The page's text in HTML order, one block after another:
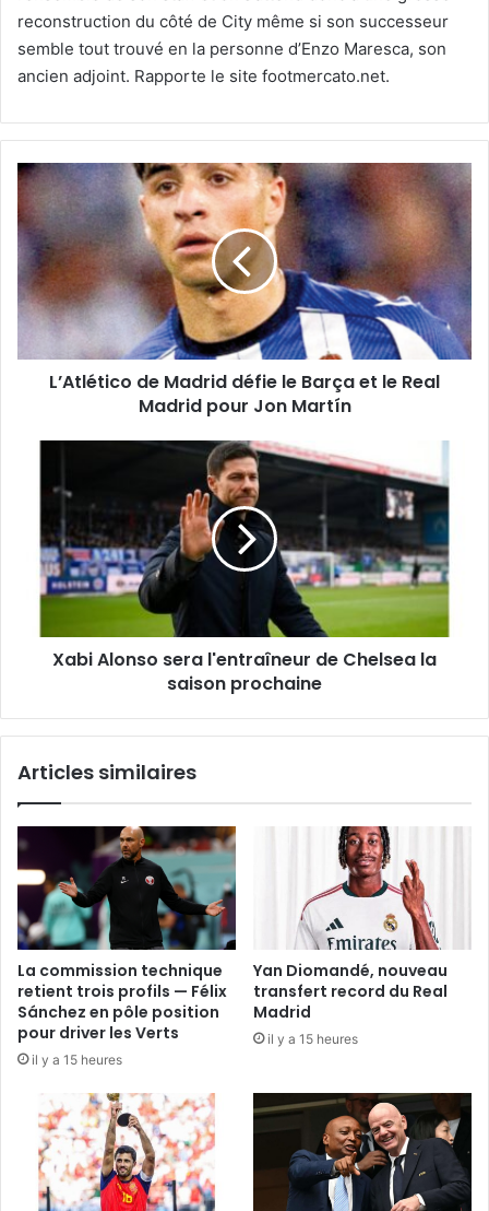
reconstruction du côté de City même si son successeur
semble tout trouvé en la personne d’Enzo Maresca, son
ancien adjoint. Rapporte le site footmercato.net.
L’Atlético
Madrid
défie
Barça
et
Real
MadridL’Atlético de Madrid défie le Barça et le Real
Madrid pour Jon Martín
l'entraîneur
Chelsea
prochaine
Xabi Alonso sera l'entraîneur de Chelsea la
saison prochaine
Articles similaires
La commission technique
retient trois profils — Félix
Sánchez en pôle position
pour driver les Verts
il y a 15 heures
Yan Diomandé, nouveau
transfert record du Real
Madrid
il y a 15 heures